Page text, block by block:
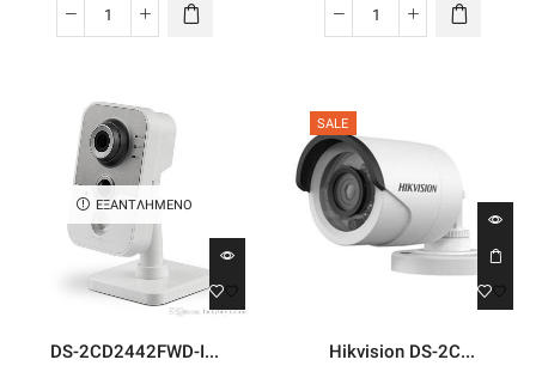
Hikvision
Turbo
HD
DVR
System
ποσότητα
Hikvision
DVR
ποσότητα
ΕΞΑΝΤΛΗΜΈΝΟ
DS-2CD2442FWD-I...
SALE
Hikvision DS-2C...